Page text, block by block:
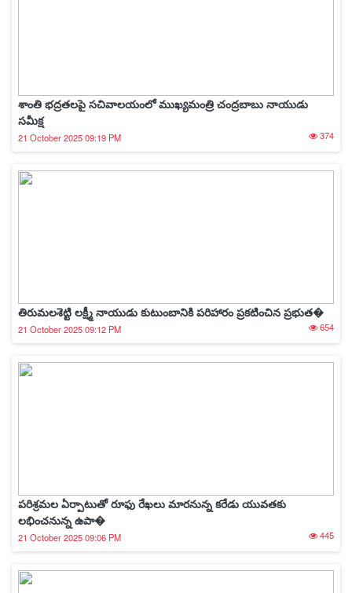
శాంతి భద్రతలపై సచివాలయంలో ముఖ్యమంత్రి చంద్రబాబు నాయుడు
సమీక్ష
21 October 2025 09:19 PM 374
తిరుమలశెట్టి లక్ష్మీ నాయుడు కుటుంబానికి పరిహారం ప్రకటించిన ప్రభుత�
21 October 2025 09:12 PM 654
పరిశ్రమల ఏర్పాటుతో రూఫు రేఖలు మారనున్న కరేడు యువతకు
లభించనున్న ఉపా�
21 October 2025 09:06 PM 445